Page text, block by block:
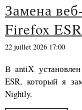
Замена
Firefox
22 juillet 2026 17:00
В antiX
ESR, который я
Nightly.